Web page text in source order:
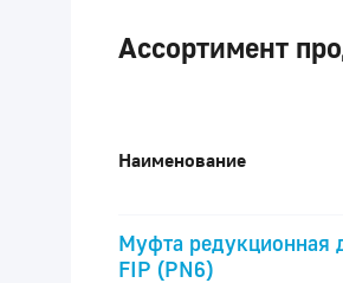
Ассортимент
Наименование
Муфта редукционная
FIP (PN6)